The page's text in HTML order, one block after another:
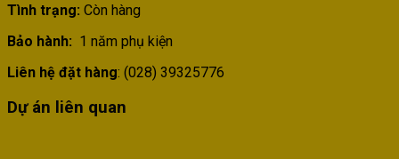
Tình trạng: Còn hàng
Bảo hành: 1 năm phụ kiện
Liên hệ đặt hàng: (028) 39325776
Dự án liên quan